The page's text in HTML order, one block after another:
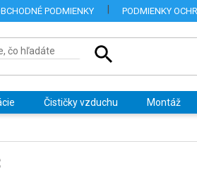
PODMIENKY PODMIENKY
Čističky vzduchu Montáž